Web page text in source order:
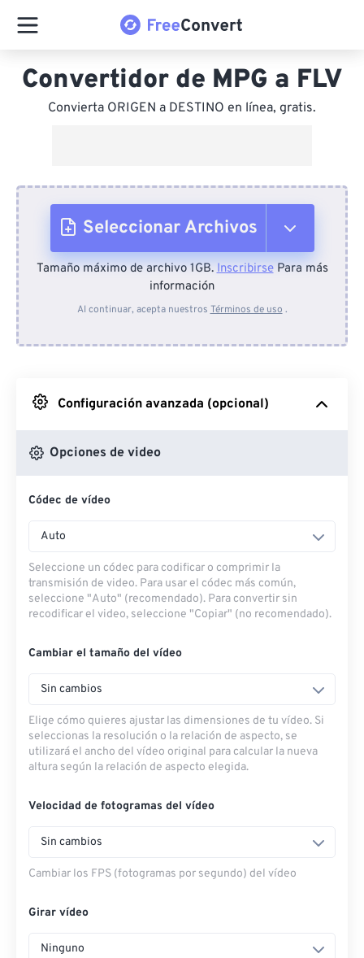
Convertidor de MPG a FLV
Convierta ORIGEN a DESTINO en línea, gratis.
Seleccionar Archivos
Desde el dispositivo
Desde Google Drive
Desde OneDrive
Desde URL
Tamaño máximo de archivo 1GB.InscribirsePara más
información
Al continuar, acepta nuestros Términos de uso .
Configuración avanzada (opcional)
Opciones de video
Códec de vídeo
Auto
Seleccione un códec para codificar o comprimir la
transmisión de video. Para usar el códec más común,
seleccione "Auto" (recomendado). Para convertir sin
recodificar el video, seleccione "Copiar" (no recomendado).
Cambiar el tamaño del vídeo
Sin cambios
Elige cómo quieres ajustar las dimensiones de tu vídeo. Si
seleccionas la resolución o la relación de aspecto, se
utilizará el ancho del vídeo original para calcular la nueva
altura según la relación de aspecto elegida.
Velocidad de fotogramas del vídeo
Sin cambios
Cambiar los FPS (fotogramas por segundo) del vídeo
Girar vídeo
Ninguno